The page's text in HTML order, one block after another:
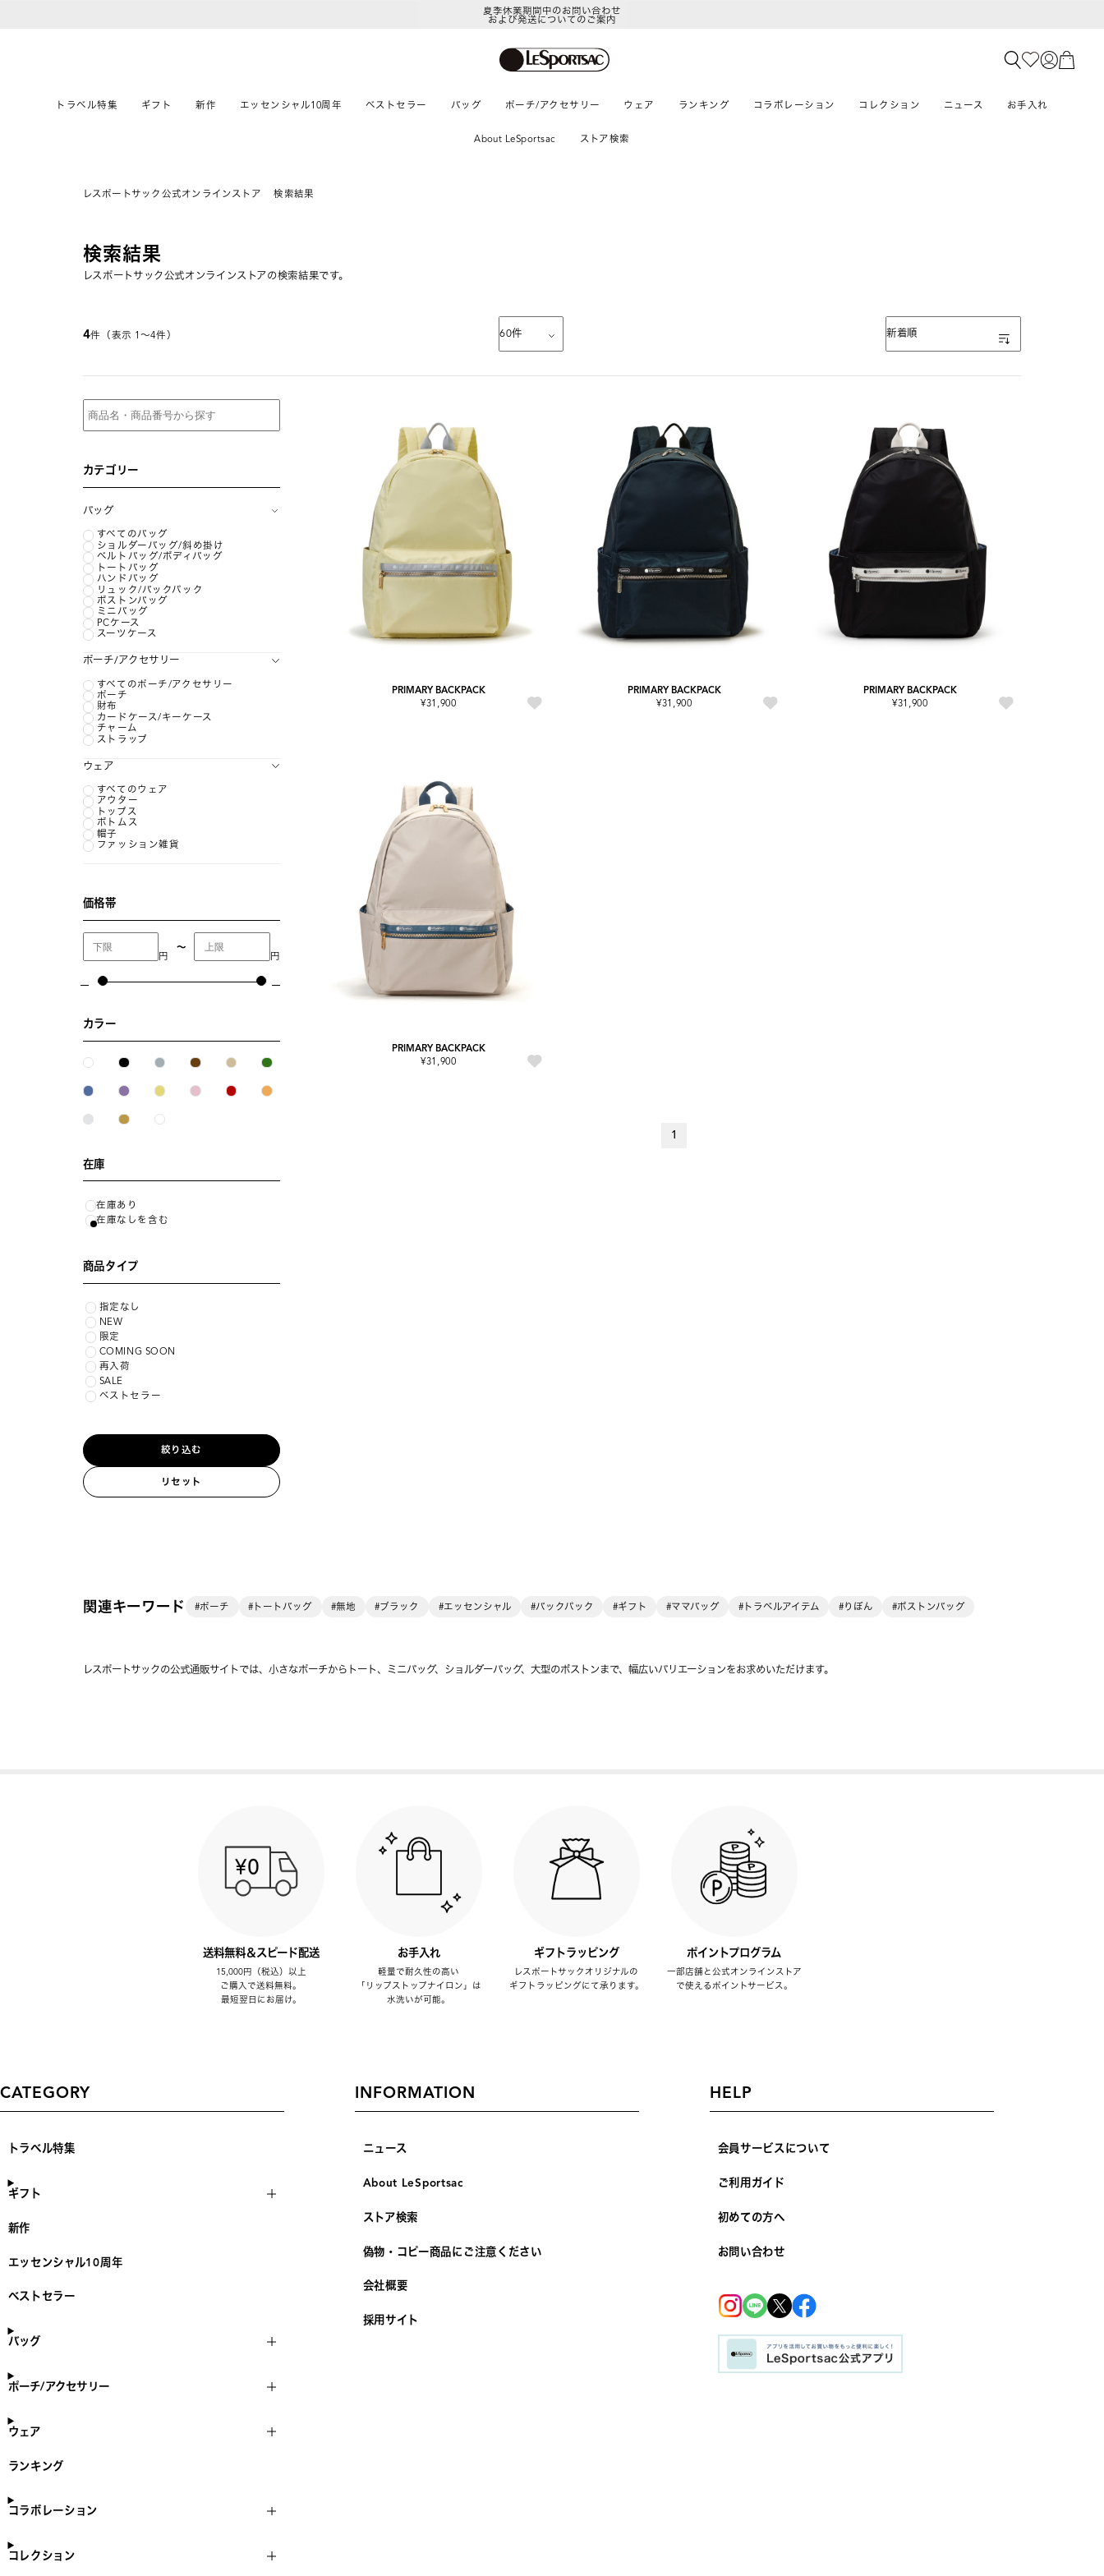
夏季休業期間中のお問い合わせ
および発送についてのご案内
トラベル特集 ギフト 新作 エッセンシャル10周年 ベストセラー バッグ ポーチ/アクセサリー ウェア ランキング コラボレーション コレクション ニュース お手入れ
About LeSportsac ストア検索
レスポートサック公式オンラインストア 検索結果
検索結果
レスポートサック公式オンラインストアの検索結果です。
4件（表示 1〜4件） 60件 表示順
新着順
カテゴリー
バッグ
すべてのバッグ
ショルダーバッグ/斜め掛け
ベルトバッグ/ボディバッグ
トートバッグ
ハンドバッグ
リュック/バックパック
ボストンバッグ
ミニバッグ
PCケース
スーツケース
ポーチ/アクセサリー
すべてのポーチ/アクセサリー
ポーチ
財布
カードケース/キーケース
チャーム
ストラップ
ウェア
すべてのウェア
アウター
トップス
ボトムス
帽子
ファッション雑貨
価格帯
円
〜
円
カラー
在庫
在庫あり
在庫なしを含む
商品タイプ
指定なし
NEW
限定
COMING SOON
再入荷
SALE
ベストセラー
絞り込む
リセット
PRIMARY BACKPACK
¥31,900
PRIMARY BACKPACK
¥31,900
PRIMARY BACKPACK
¥31,900
PRIMARY BACKPACK
¥31,900
1
関連キーワード #ポーチ #トートバッグ #無地 #ブラック #エッセンシャル #バックパック #ギフト #ママバッグ #トラベルアイテム #りぼん #ボストンバッグ
レスポートサックの公式通販サイトでは、小さなポーチからトート、ミニバッグ、ショルダーバッグ、大型のボストンまで、幅広いバリエーションをお求めいただけます。
送料無料＆スピード配送
15,000円（税込）以上
ご購入で送料無料。
最短翌日にお届け。
お手入れ
軽量で耐久性の高い
「リップストップナイロン」は
水洗いが可能。
ギフトラッピング
レスポートサックオリジナルの
ギフトラッピングにて承ります。
ポイントプログラム
一部店舗と公式オンラインストア
で使えるポイントサービス。
CATEGORY
トラベル特集
ギフト
新作
エッセンシャル10周年
ベストセラー
バッグ
ポーチ/アクセサリー
ウェア
ランキング
コラボレーション
コレクション
INFORMATION
ニュース
About LeSportsac
ストア検索
偽物・コピー商品にご注意ください
会社概要
採用サイト
HELP
会員サービスについて
ご利用ガイド
初めての方へ
お問い合わせ